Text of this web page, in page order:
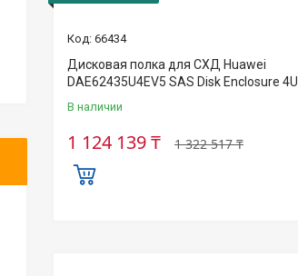
66434
Дисковая полка для СХД Huawei
DAE62435U4EV5 SAS Disk Enclosure 4U
В наличии
1 322 517 ₸
1 124 139 ₸